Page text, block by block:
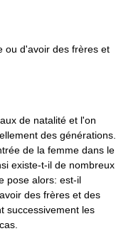
ou d'avoir des frères et
de natalité et l'on
des générations.
de la femme dans le
existe-t-il de nombreux
pose alors: est-il
des frères et des
successivement les